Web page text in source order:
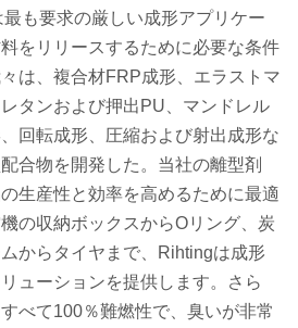
最も要求の厳しい成形アプリケー
をリリースするために必要な条件
は、複合材FRP成形、エラストマ
タンおよび押出 PU 、マンドレル
回転成形、圧縮および射出成形な
合物を開発した。当社の離型剤
生産性と効率を高めるために最適
の収納ボックスからOリング、炭
からタイヤまで、
Rihtingは成形
ューションを提供します。さら
べて100％難燃性で、臭いが非常